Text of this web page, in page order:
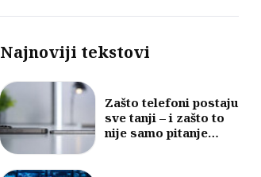
Najnoviji tekstovi
Zašto telefoni postaju
sve tanji – i zašto to
nije samo pitanje